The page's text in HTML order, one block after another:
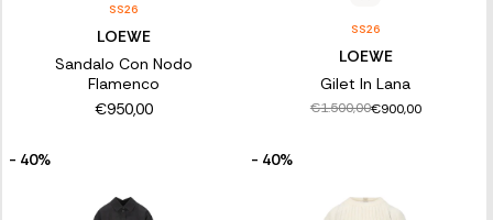
SS26
LOEWE
Sandalo Con Nodo
Flamenco
€950,00
SS26
LOEWE
Gilet In Lana
€1.500,00€900,00
- 40% - 40%